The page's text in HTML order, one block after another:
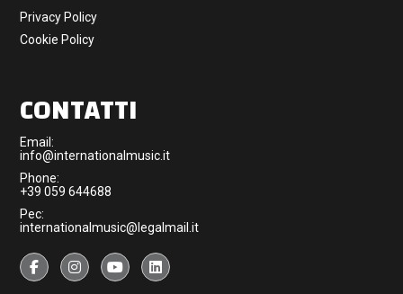
Privacy Policy
Cookie Policy
CONTATTI
Email:
info@internationalmusic.it
Phone:
+39 059 644688
Pec:
internationalmusic@legalmail.it